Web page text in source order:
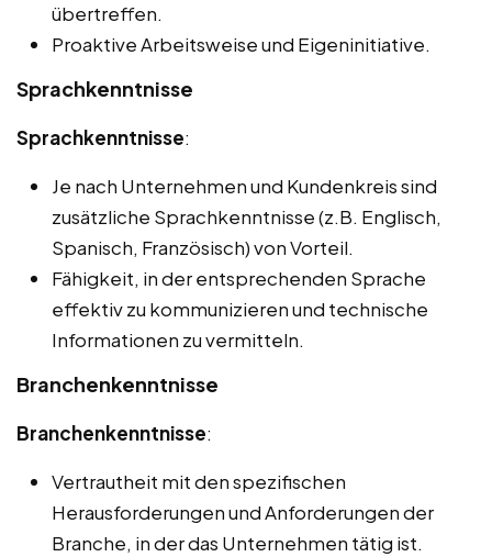
übertreffen.
Proaktive Arbeitsweise und Eigeninitiative.
Sprachkenntnisse
Sprachkenntnisse:
Je nach Unternehmen und Kundenkreis sind
zusätzliche Sprachkenntnisse (z.B. Englisch,
Spanisch, Französisch) von Vorteil.
Fähigkeit, in der entsprechenden Sprache
effektiv zu kommunizieren und technische
Informationen zu vermitteln.
Branchenkenntnisse
Branchenkenntnisse:
Vertrautheit mit den spezifischen
Herausforderungen und Anforderungen der
Branche, in der das Unternehmen tätig ist.